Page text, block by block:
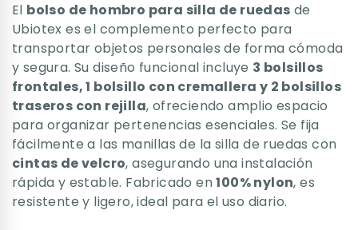
El bolso de hombro para silla de ruedas de
Ubiotex es el complemento perfecto para
transportar objetos personales de forma cómoda
y segura. Su diseño funcional incluye 3 bolsillos
frontales, 1 bolsillo con cremallera y 2 bolsillos
traseros con rejilla, ofreciendo amplio espacio
para organizar pertenencias esenciales. Se fija
fácilmente a las manillas de la silla de ruedas con
cintas de velcro, asegurando una instalación
rápida y estable. Fabricado en100% nylon, es
resistente y ligero, ideal para el uso diario.